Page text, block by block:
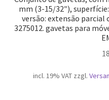
mm (3-15/32″),
versão: extensão
3275012. gavetas para
incl. 19% VAT zzgl.